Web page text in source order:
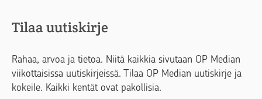
Tilaa uutiskirje
Rahaa, arvoa ja tietoa. Niitä kaikkia sivutaan OP Median
viikottaisissa uutiskirjeissä. Tilaa OP Median uutiskirje ja
kokeile. Kaikki kentät ovat pakollisia.